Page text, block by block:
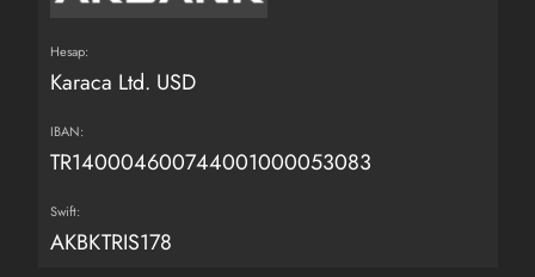
Hesap:
Karaca Ltd. USD
IBAN:
TR140004600744001000053083
Swift:
AKBKTRIS178